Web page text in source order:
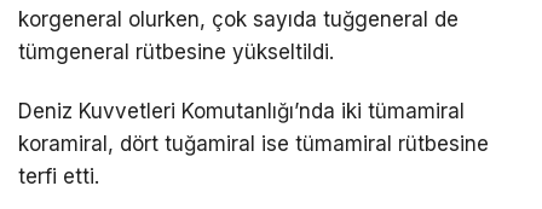
korgeneral olurken, çok sayıda tuğgeneral de
tümgeneral rütbesine yükseltildi.
Deniz Kuvvetleri Komutanlığı’nda iki tümamiral
koramiral, dört tuğamiral ise tümamiral rütbesine
terfi etti.